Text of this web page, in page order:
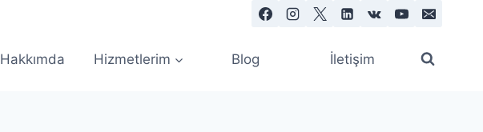
Hakkımda Hizmetlerim Blog İletişim